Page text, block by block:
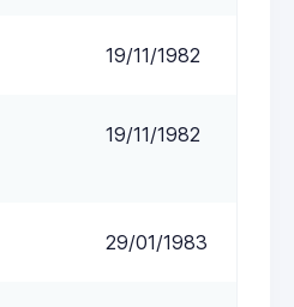
19/11/1982
19/11/1982
29/01/1983